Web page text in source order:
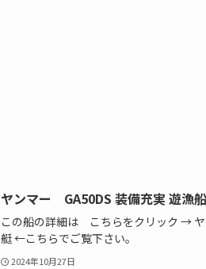
ヤンマー GA50DS 装備充実 遊漁
この船の詳細は こちらをクリック →
艇 ←こちらでご覧下さい。
2024年10月27日